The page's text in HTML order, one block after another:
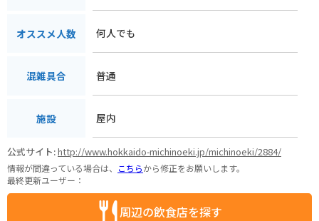
オススメ人数 何人でも
混雑具合 普通
施設 屋内
公式サイト:http://www.hokkaido-michinoeki.jp/michinoeki/2884/
情報が間違っている場合は、 こちらから修正をお願いします。
最終更新ユーザー：
周辺の飲食店を探す